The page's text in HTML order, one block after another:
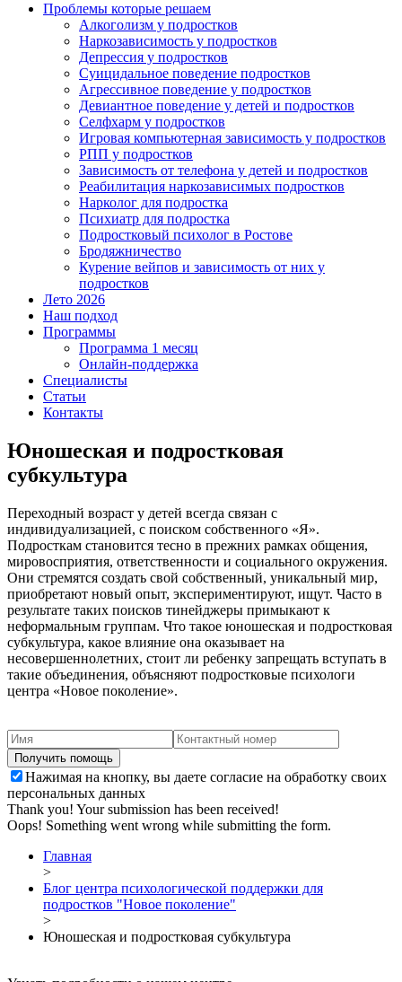
Проблемы которые решаем
Алкоголизм у подростков
Наркозависимость у подростков
Депрессия у подростков
Суицидальное поведение подростков
Агрессивное поведение у подростков
Девиантное поведение у детей и подростков
Селфхарм у подростков
Игровая компьютерная зависимость у подростков
РПП у подростков
Зависимость от телефона у детей и подростков
Реабилитация наркозависимых подростков
Нарколог для подростка
Психиатр для подростка
Подростковый психолог в Ростове
Бродяжничество
Курение вейпов и зависимость от них у
подростков
Лето 2026
Наш подход
Программы
Программа 1 месяц
Онлайн-поддержка
Специалисты
Статьи
Контакты
Юношеская и подростковая
субкультура
Переходный возраст у детей всегда связан с
индивидуализацией, с поиском собственного «Я».
Подросткам становится тесно в прежних рамках общения,
мировосприятия, ответственности и социального окружения.
Они стремятся создать свой собственный, уникальный мир,
приобретают новый опыт, экспериментируют, ищут. Часто в
результате таких поисков тинейджеры примыкают к
неформальным группам. Что такое юношеская и подростковая
субкультура, какое влияние она оказывает на
несовершеннолетних, стоит ли ребенку запрещать вступать в
такие объединения, объясняют подростковые психологи
центра «Новое поколение».
Нажимая на кнопку, вы даете согласие на обработку своих
персональных данных
Thank you! Your submission has been received!
Oops! Something went wrong while submitting the form.
Главная
>
Блог центра психологической поддержки для
подростков "Новое поколение"
>
Юношеская и подростковая субкультура